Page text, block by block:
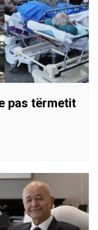
pas tërmetit